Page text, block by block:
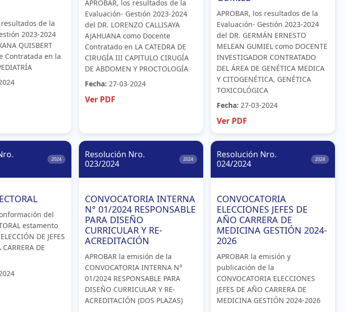
resultados de la
2023-2024
QUISBERT
Contratada en la
APROBAR, los resultados de la
Evaluación- Gestión 2023-2024
del DR. LORENZO CALLISAYA
AJAHUANA como Docente
Contratado en LA CATEDRA DE
CIRUGÍA III CAPITULO CIRUGÍA
DE ABDOMEN Y PROCTOLOGÍA
Fecha: 27-03-2024
Ver PDF
APROBAR, los resultados de la
Evaluación- Gestión 2023-2024
del DR. GERMÁN ERNESTO
MELEAN GUMIEL como DOCENTE
INVESTIGADOR CONTRATADO
DEL ÁREA DE GENÉTICA MEDICA
Y CITOGENÉTICA, GENÉTICA
TOXICOLÓGICA
Fecha: 27-03-2024
Ver PDF
2024
del
estamento
DE JEFES
DE
Resolución Nro.
023/2024
2024
CONVOCATORIA INTERNA
N° 01/2024 RESPONSABLE
PARA DISEÑO
CURRICULAR Y RE-
ACREDITACIÓN
APROBAR la emisión de la
CONVOCATORIA INTERNA N°
01/2024 RESPONSABLE PARA
DISEÑO CURRICULAR Y RE-
ACREDITACIÓN (DOS PLAZAS)
Resolución Nro.
024/2024
2024
CONVOCATORIA
ELECCIONES JEFES DE
AÑO CARRERA DE
MEDICINA GESTIÓN 2024-
2026
APROBAR la emisión y
publicación de la
CONVOCATORIA ELECCIONES
JEFES DE AÑO CARRERA DE
MEDICINA GESTIÓN 2024-2026